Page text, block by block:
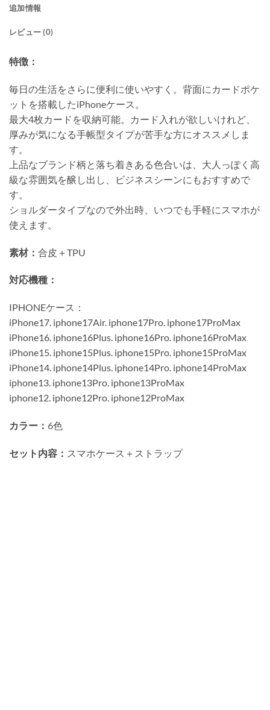
追加情報
レビュー (0)
特徴：
毎日の生活をさらに便利に使いやすく。背面にカードポケ
ットを搭載したiPhoneケース。
最大4枚カードを収納可能。カード入れが欲しいけれど、
厚みが気になる手帳型タイプが苦手な方にオススメしま
す。
上品なブランド柄と落ち着きある色合いは、大人っぽく高
級な雰囲気を醸し出し、ビジネスシーンにもおすすめで
す。
ショルダータイプなので外出時、いつでも手軽にスマホが
使えます。
素材： 合皮＋TPU
対応機種：
IPHONEケース：
iPhone17. iphone17Air. iphone17Pro. iphone17ProMax
iPhone16. iphone16Plus. iphone16Pro. iphone16ProMax
iPhone15. iphone15Plus. iphone15Pro. iphone15ProMax
iPhone14. iphone14Plus. iphone14Pro. iphone14ProMax
iphone13. iphone13Pro. iphone13ProMax
iphone12. iphone12Pro. iphone12ProMax
カラー： 6色
セット内容： スマホケース＋ストラップ